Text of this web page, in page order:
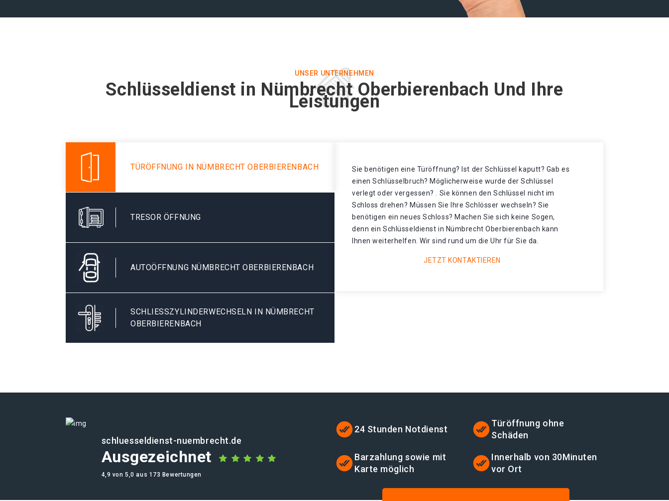
UNSER UNTERNEHMEN
Schlüsseldienst in Nümbrecht Oberbierenbach Und Ihre
Leistungen
TÜRÖFFNUNG IN NÜMBRECHT OBERBIERENBACH
TRESOR ÖFFNUNG
AUTOÖFFNUNG NÜMBRECHT OBERBIERENBACH
SCHLIESSZYLINDERWECHSELN IN NÜMBRECHT O
BERBIERENBACH
Sie benötigen eine Türöffnung? Ist der Schlüssel kaputt? Gab es
einen Schlüsselbruch? Möglicherweise wurde der Schlüssel
verlegt oder vergessen? . Sie können den Schlüssel nicht im
Schloss drehen? Müssen Sie Ihre Schlösser wechseln? Sie
benötigen ein neues Schloss? Machen Sie sich keine Sogen,
denn ein Schlüsseldienst in Nümbrecht Oberbierenbach kann
Ihnen weiterhelfen. Wir sind rund um die Uhr für Sie da.
JETZT KONTAKTIEREN
schluesseldienst-nuembrecht.de
Ausgezeichnet
4,9 von 5,0 aus 173 Bewertungen
24 Stunden Notdienst
Türöffnung ohne
Schäden
Barzahlung sowie mit
Karte möglich
Innerhalb von 30Minuten
vor Ort